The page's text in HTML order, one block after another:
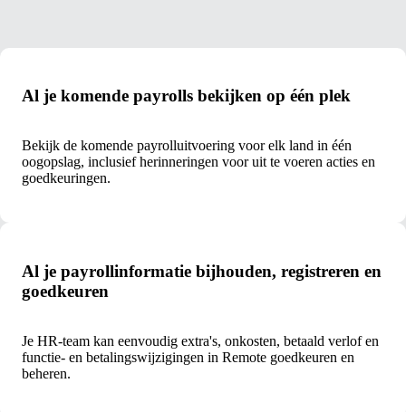
Al je komende payrolls bekijken op één plek
Bekijk de komende payrolluitvoering voor elk land in één
oogopslag, inclusief herinneringen voor uit te voeren acties en
goedkeuringen.
Al je payrollinformatie bijhouden, registreren en
goedkeuren
Je HR-team kan eenvoudig extra's, onkosten, betaald verlof en
functie- en betalingswijzigingen in Remote goedkeuren en
beheren.